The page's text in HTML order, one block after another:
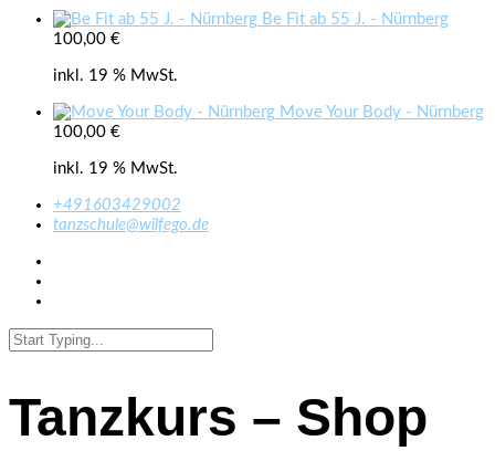
Be Fit ab 55 J. - Nürnberg
100,00 €
inkl. 19 % MwSt.
Move Your Body - Nürnberg
100,00 €
inkl. 19 % MwSt.
+491603429002
ed.ogefliw@eluhcsznat
Tanzkurs – Shop